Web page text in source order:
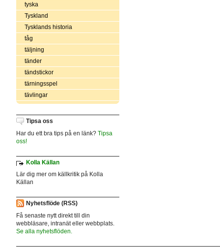
tyska
Tyskland
Tysklands historia
tåg
täljning
tänder
tändstickor
tärningsspel
tävlingar
Tipsa oss
Har du ett bra tips på en länk? Tipsa
oss!
Kolla Källan
Lär dig mer om källkritik på Kolla
Källan
Nyhetsflöde (RSS)
Få senaste nytt direkt till din
webbläsare, intranät eller webbplats.
Se alla nyhetsflöden.